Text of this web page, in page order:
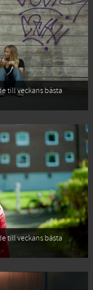
till veckans bästa
till veckans bästa